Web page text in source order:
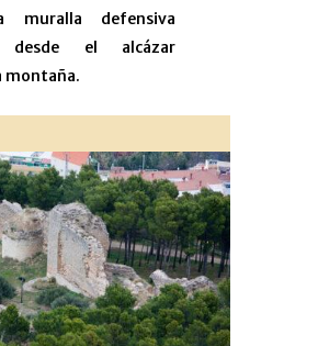
muralla defensiva
desde el alcázar
montaña.